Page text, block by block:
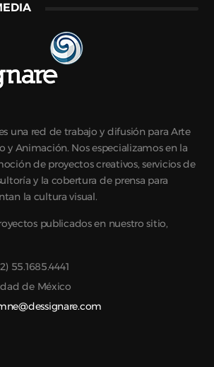
una red de trabajo y difusión para Arte
y Animación. Nos especializamos en la
de proyectos creativos, servicios de
y la cobertura de prensa para
la cultura visual.
publicados en nuestro sitio,
55.1685.4441
de México